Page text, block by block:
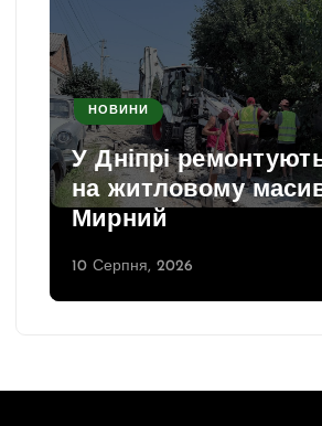
НОВИНИ
У Дніпрі
на житловому
Мирний
10 Серпня, 2026